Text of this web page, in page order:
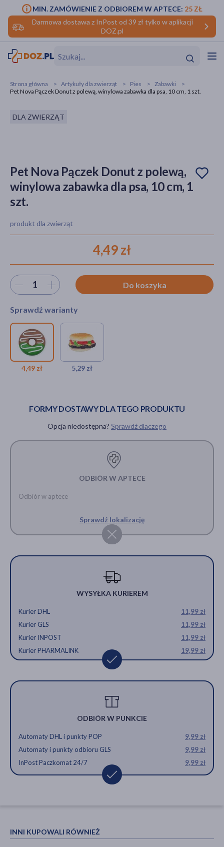
Darmowa dostawa z InPost od 39 zł tylko w aplikacji
DOZ.pl
MIN. ZAMÓWIENIE Z ODBIOREM W APTECE: 25 ZŁ
Hit
makijażu
Hit
Strona główna Artykuły dla zwierząt Pies
Zabawki
Pet Nova Pączek Donut z polewą, winylowa zabawka dla psa, 10 cm, 1 szt.
DLA ZWIERZĄT
Pet Nova Pączek Donut z polewą,
winylowa zabawka dla psa, 10 cm, 1
szt.
produkt dla zwierząt
4,49 zł
Wybierz ilość Do koszyka
Sprawdź warianty
4,49 zł
DLA ZWIERZĄT
Pet Nova Pączek Donut z
polewą, winylowa zabawka
5,29 zł
FORMY DOSTAWY DLA TEGO PRODUKTU
Opcja niedostępna? Sprawdź dlaczego
ODBIÓR W APTECE
Odbiór w aptece
Sprawdź lokalizację
WYSYŁKA KURIEREM
Kurier DHL
11,99 zł
Kurier GLS
11,99 zł
Kurier INPOST
11,99 zł
Kurier PHARMALINK
19,99 zł
ODBIÓR W PUNKCIE
Automaty DHL i punkty POP
9,99 zł
Automaty i punkty odbioru GLS
9,99 zł
InPost Paczkomat 24/7
9,99 zł
INNI KUPOWALI RÓWNIEŻ